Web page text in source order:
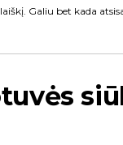
Galiu bet kada